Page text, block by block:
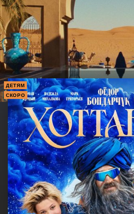
ДЕТЯМ
СКОРО